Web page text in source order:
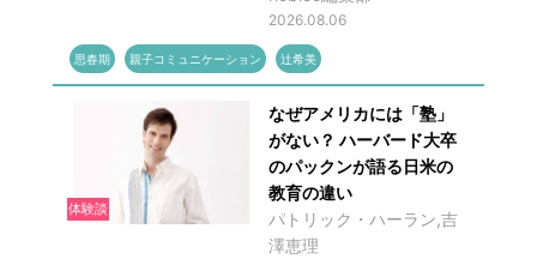
2026.08.06
思春期 親子コミュニケーション 辻希美
体験談
なぜアメリカには「塾」
がない？ ハーバード大卒
のパックンが語る日米の
教育の違い
パトリック・ハーラン,吉
澤恵理